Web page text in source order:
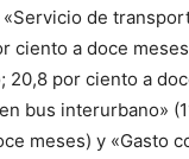
de
ciento a doce
20,8 por ciento a
bus interurbano»
meses) y «Gasto